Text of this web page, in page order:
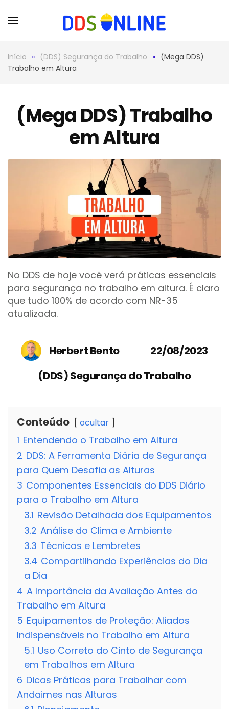
Skip to main content
Início (DDS) Segurança do Trabalho
(Mega DDS)
Trabalho em Altura
(Mega DDS) Trabalho
em Altura
No DDS de hoje você verá práticas essenciais
para segurança no trabalho em altura. É claro
que tudo 100% de acordo com NR-35
atualizada.
Herbert Bento
22/08/2023
(DDS) Segurança do Trabalho
Conteúdo ocultar
1 Entendendo o Trabalho em Altura
2 DDS: A Ferramenta Diária de Segurança
para Quem Desafia as Alturas
3 Componentes Essenciais do DDS Diário
para o Trabalho em Altura
3.1 Revisão Detalhada dos Equipamentos
3.2 Análise do Clima e Ambiente
3.3 Técnicas e Lembretes
3.4 Compartilhando Experiências do Dia
a Dia
4 A Importância da Avaliação Antes do
Trabalho em Altura
5 Equipamentos de Proteção: Aliados
Indispensáveis no Trabalho em Altura
5.1 Uso Correto do Cinto de Segurança
em Trabalhos em Altura
6 Dicas Práticas para Trabalhar com
Andaimes nas Alturas